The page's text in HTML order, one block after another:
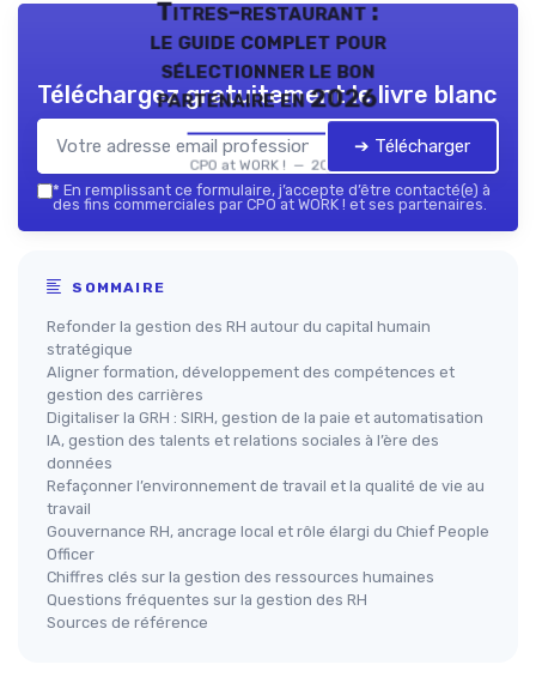
Titres-restaurant :
le guide complet pour
sélectionner le bon
partenaire en 2026
CPO at WORK ! — 2026
Téléchargez gratuitement le livre blanc
➔ Télécharger
* En remplissant ce formulaire, j’accepte d’être contacté(e) à
des fins commerciales par CPO at WORK ! et ses partenaires.
SOMMAIRE
Refonder la gestion des RH autour du capital humain
stratégique
Aligner formation, développement des compétences et
gestion des carrières
Digitaliser la GRH : SIRH, gestion de la paie et automatisation
IA, gestion des talents et relations sociales à l’ère des
données
Refaçonner l’environnement de travail et la qualité de vie au
travail
Gouvernance RH, ancrage local et rôle élargi du Chief People
Officer
Chiffres clés sur la gestion des ressources humaines
Questions fréquentes sur la gestion des RH
Sources de référence